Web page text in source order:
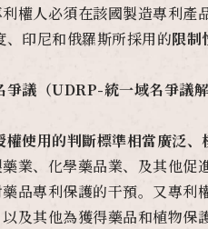
權人必須在該國製造專利產
、印尼和俄羅斯所採用的限
爭議（UDRP-統一域名爭議
權使用的判斷標準相當廣泛、
業、化學藥品業、及其他
品專利保護的干預。又專
及其他為獲得藥品和植物